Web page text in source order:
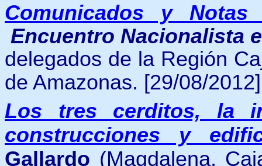
Comunicados y Notas
Encuentro Nacionalista
delegados de la Región
de Amazonas. [29/08/
Los tres cerditos, la
construcciones y
Gallardo (Magdalena,